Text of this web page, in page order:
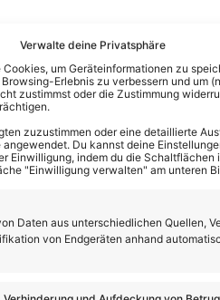
Verwalte deine Privatsphäre
um Geräteinformationen zu
Erlebnis zu verbessern und um
zustimmst oder die Zustimmung
zuzustimmen oder eine detaillierte
Du kannst deine
Einwilligung, indem du die
"Einwilligung verwalten" am unteren
Daten aus unterschiedlichen Quellen,
von Endgeräten anhand